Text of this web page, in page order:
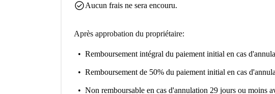
check_circleAucun frais ne sera encouru.
Après approbation du propriétaire:
Remboursement intégral du paiement initial en cas
Remboursement de 50% du paiement initial en cas
Non remboursable en cas d'annulation 29 jours ou moins